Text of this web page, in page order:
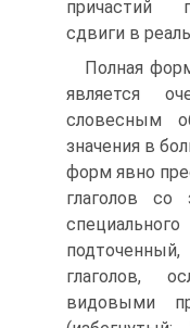
причастий
сдвиги в
Полная
является
словесным
значения в
форм явно
глаголов со
глаголов,
видовыми